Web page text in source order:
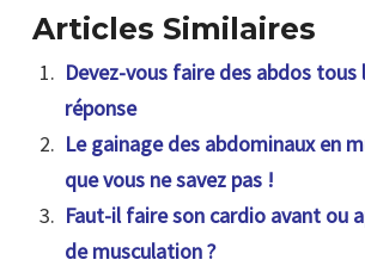
Articles Similaires
Devez-vous faire des abdos tous
réponse
Le gainage des abdominaux en
que vous ne savez pas !
Faut-il faire son cardio avant ou
de musculation ?